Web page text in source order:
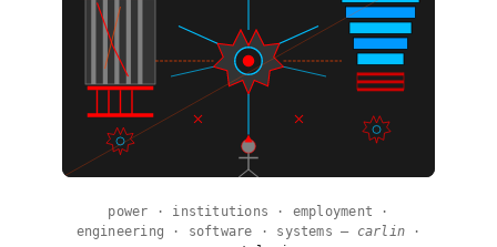
power · institutions · employment ·
engineering · software · systems — carlin ·